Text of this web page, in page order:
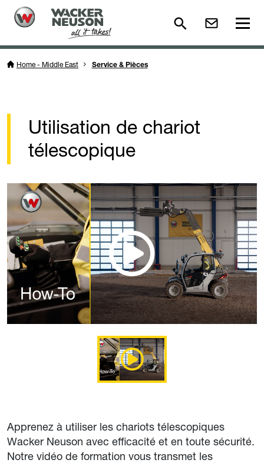
Home - Middle East Service & Pièces
Utilisation de chariot
télescopique
Apprenez à utiliser les chariots télescopiques
Wacker Neuson avec efficacité et en toute sécurité.
Notre vidéo de formation vous transmet les